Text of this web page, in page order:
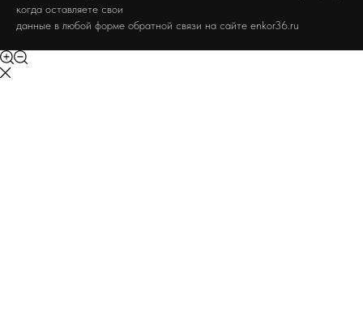
когда оставляете свои
данные в любой форме обратной связи на сайте enkor36.ru